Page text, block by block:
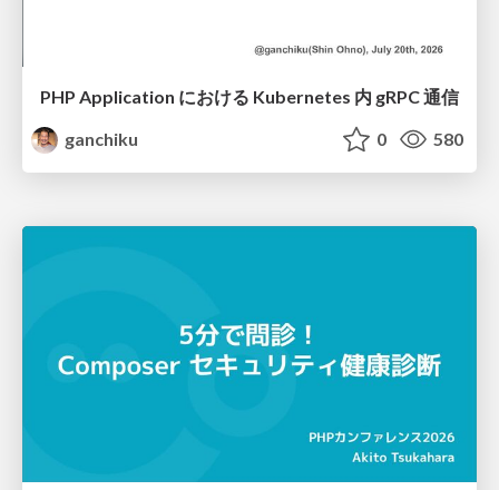
PHP Application における Kubernetes 内 gRPC 通信
ganchiku
0 580